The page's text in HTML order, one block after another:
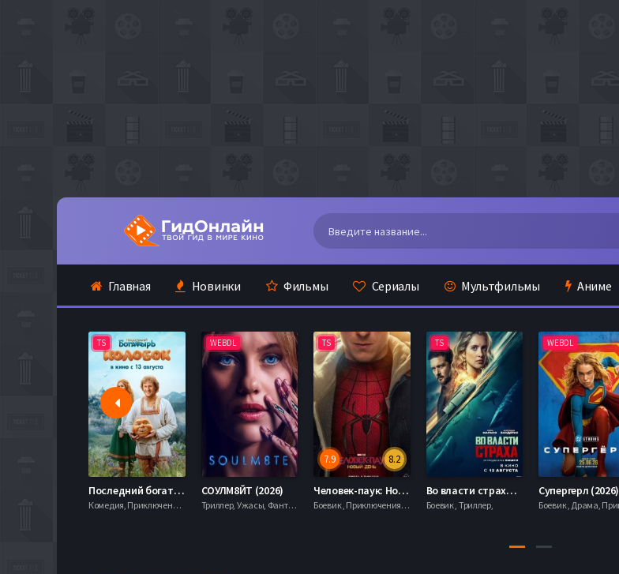
Главная Новинки Фильмы Сериалы Мультфильмы Аниме
TS
Последний богатырь. Колобок (2026)
Комедия, Приключения, Фэнтези,
WEBDL
СОУЛМ8ЙТ (2026)
Триллер, Ужасы, Фантастика,
TS
8.2
7.9
Человек-паук: Новый день (2026)
Боевик , Приключения, Фантастика, Фэнтези,
TS
Во власти страха (2026)
Боевик , Триллер,
WEBDL
Супергерл (2026)